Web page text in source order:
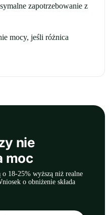
zapotrzebowanie z
mocy, jeśli różnica
nie
moc
18-25% wyższą niż realne
o obniżenie składa